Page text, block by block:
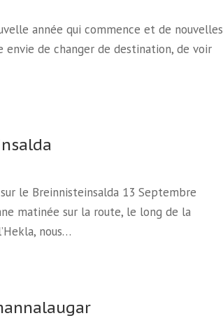
année qui commence et de nouvelles
envie de changer de destination, de voir
le Breinnisteinsalda 13 Septembre
matinée sur la route, le long de la
nous…